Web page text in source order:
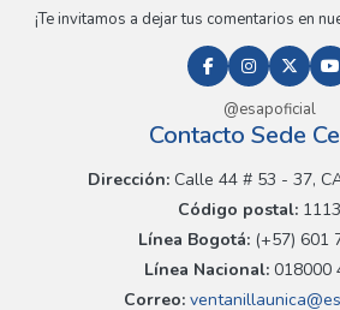
¡Te invitamos a dejar tus comentarios en
@esapoficial
Contacto Sede
Dirección:Calle 44 # 53 - 37,
Código postal:
Línea Bogotá:(+57) 601
Línea Nacional: 018000
Correo: